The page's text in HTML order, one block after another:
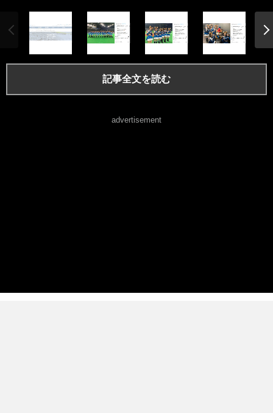
記事全文を読む
advertisement